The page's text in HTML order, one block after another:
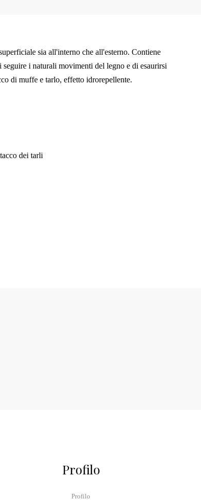
sia all'interno che all'esterno. Contiene
i naturali movimenti del legno e di esaurirsi
di muffe e tarlo, effetto idrorepellente.
dei tarli
Profilo
Profilo